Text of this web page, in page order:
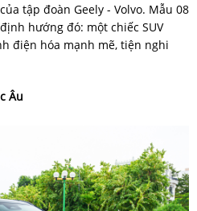
tập đoàn Geely - Volvo. Mẫu 08
hướng đó: một chiếc SUV
điện hóa mạnh mẽ, tiện nghi
Âu